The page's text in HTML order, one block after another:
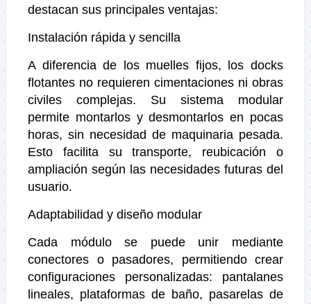
destacan sus principales ventajas:
Instalación rápida y sencilla
A diferencia de los muelles fijos, los docks
flotantes no requieren cimentaciones ni obras
civiles complejas. Su sistema modular
permite montarlos y desmontarlos en pocas
horas, sin necesidad de maquinaria pesada.
Esto facilita su transporte, reubicación o
ampliación según las necesidades futuras del
usuario.
Adaptabilidad y diseño modular
Cada módulo se puede unir mediante
conectores o pasadores, permitiendo crear
configuraciones personalizadas: pantalanes
lineales, plataformas de baño, pasarelas de